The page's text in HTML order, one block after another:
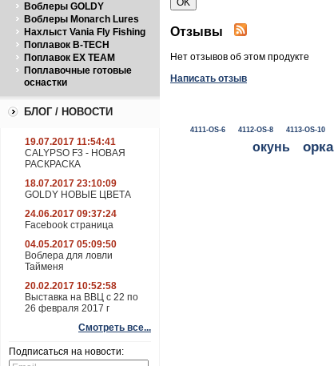
Воблеры GOLDY
Воблеры Monarch Lures
Нахлыст Vania Fly Fishing
Поплавок B-TECH
Поплавок EX TEAM
Поплавочные готовые
оснастки
БЛОГ / НОВОСТИ
19.07.2017 11:54:41
CALYPSO F3 - НОВАЯ
РАСКРАСКА
18.07.2017 23:10:09
GOLDY НОВЫЕ ЦВЕТА
24.06.2017 09:37:24
Facebook страница
04.05.2017 05:09:50
Воблера для ловли
Тайменя
20.02.2017 10:52:58
Выставка на ВВЦ с 22 по
26 февраля 2017 г
Смотреть все...
Подписаться на новости:
Отзывы
Нет отзывов об этом продукте
Написать отзыв
4111-OS-6 4112-OS-8 4113-OS-10
окунь орка